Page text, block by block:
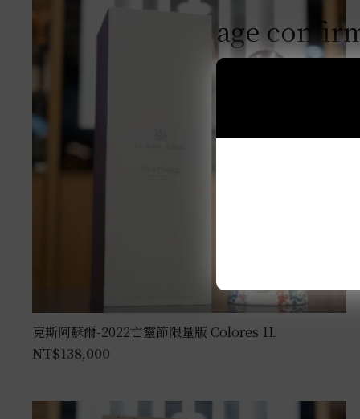
克斯阿蘇爾-2022亡靈節限量版 Colores 1L
NT$138,000
age